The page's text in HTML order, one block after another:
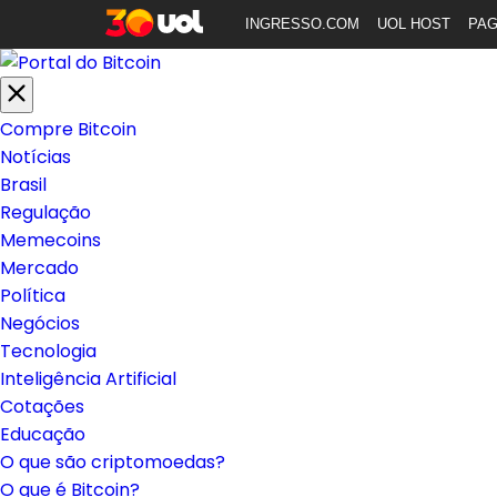
INGRESSO.COM UOL HOST
Compre Bitcoin
Notícias
Brasil
Regulação
Memecoins
Mercado
Política
Negócios
Tecnologia
Inteligência Artificial
Cotações
Educação
O que são criptomoedas?
O que é Bitcoin?